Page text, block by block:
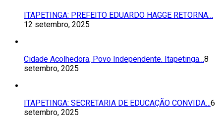
ITAPETINGA: PREFEITO EDUARDO HAGGE RETORNA…
12 setembro, 2025
Cidade Acolhedora, Povo Independente. Itapetinga…8
setembro, 2025
ITAPETINGA: SECRETARIA DE EDUCAÇÃO CONVIDA…6
setembro, 2025